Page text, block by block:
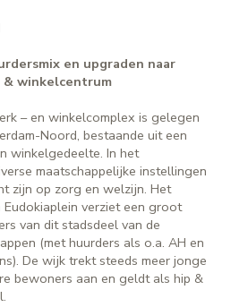
en upgraden naar
winkelcentrum
– en winkelcomplex is gelegen
Noord, bestaande uit een
winkelgedeelte. In het
maatschappelijke instellingen
zijn op zorg en welzijn. Het
verziet een groot
van dit stadsdeel van de
(met huurders als o.a. AH en
De wijk trekt steeds meer jonge
bewoners aan en geldt als hip &